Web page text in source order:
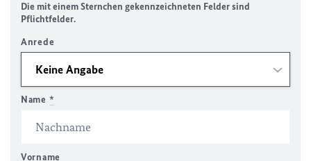
Die mit einem Sternchen gekennzeichneten Felder sind
Pflichtfelder.
Anrede
Name *
Vorname